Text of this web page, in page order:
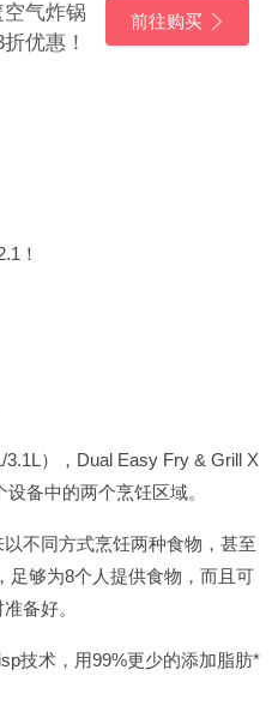
气炸锅
优惠！
前往购买
！
），Dual Easy Fry & Grill X
备中的两个烹饪区域。
不同方式烹饪两种食物，甚至
足够为8个人提供食物，而且可
备好。
技术，用99%更少的添加脂肪*